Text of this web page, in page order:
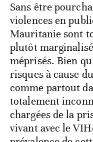
Sans être
violences en
Mauritanie sont
plutôt
méprisés. Bien
risques à cause
comme partout
totalement
chargées de la
vivant avec le